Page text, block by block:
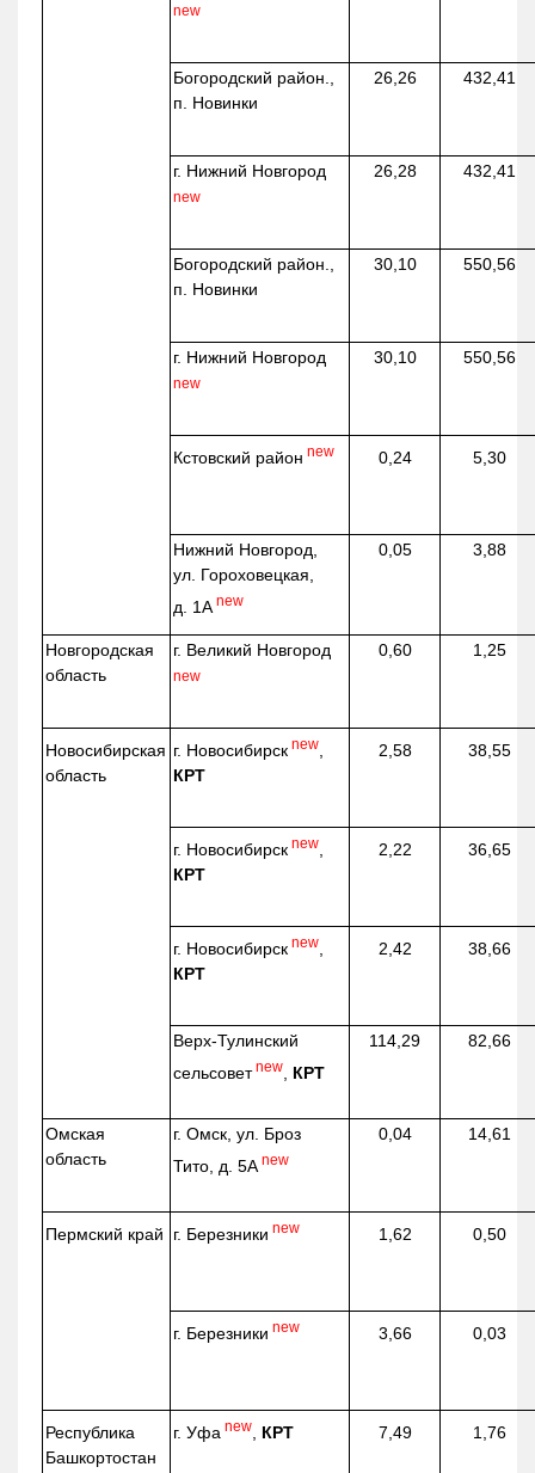
new
Богородский район.,
п. Новинки
26,26 432,41
г. Нижний Новгород
new
26,28 432,41
Богородский район.,
п. Новинки
30,10 550,56
г. Нижний Новгород
new
30,10 550,56
Кстовский район new 0,24 5,30
Нижний Новгород,
ул. Гороховецкая,
д. 1А new
0,05 3,88
Новгородская
область
г. Великий Новгород
new
0,60 1,25
Новосибирская
область
г. Новосибирск new
КРТ
2,58 38,55
г. Новосибирск new
КРТ
2,22 36,65
г. Новосибирск new
КРТ
2,42 38,66
Верх-Тулинский
сельсовет new КРТ
114,29 82,66
Омская
область
г. Омск, ул. Броз
Тито, д. 5А new
0,04 14,61
Пермский край г. Березники new 1,62 0,50
г. Березники new 3,66 0,03
Республика
Башкортостан
г. Уфа new КРТ 7,49 1,76